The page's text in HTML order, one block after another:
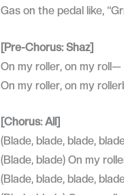
Gas on the pedal like,
[Pre-Chorus: Shaz]
On my roller, on my roll—
On my roller, on my
[Chorus: All]
(Blade, blade, blade,
(Blade, blade) On my
(Blade, blade, blade,